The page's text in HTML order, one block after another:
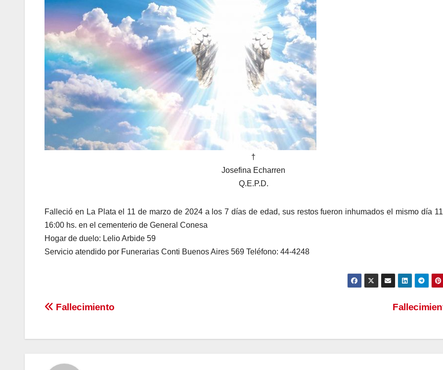
†
Josefina Echarren
Q.E.P.D.
Falleció en La Plata el 11 de marzo de 2024 a los 7 días de edad, sus restos fueron inhumados el mismo día
16:00 hs. en el cementerio de General Conesa
Hogar de duelo: Lelio Arbide 59
Servicio atendido por Funerarias Conti Buenos Aires 569 Teléfono: 44-4248
Navegación
Fallecimiento